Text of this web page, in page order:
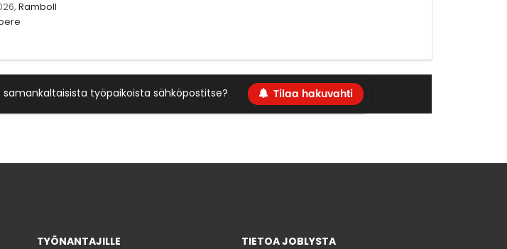
Ramboll
samankaltaisista työpaikoista sähköpostitse? Tilaa hakuvahti
TYÖNANTAJILLE TIETOA JOBLYSTA